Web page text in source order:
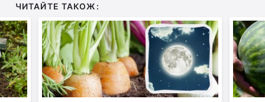
ЧИТАЙТЕ ТАКОЖ: